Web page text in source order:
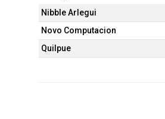
Nibble Arlegui
Novo Computacion
Quilpue